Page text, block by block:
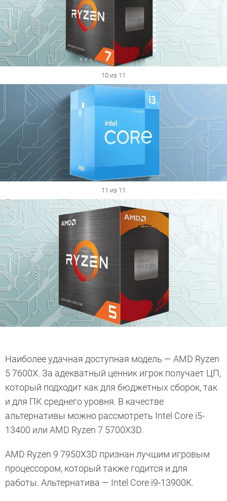
10 из 11
11 из 11
Наиболее удачная доступная модель — AMD Ryzen
5 7600X. За адекватный ценник игрок получает ЦП,
который подходит как для бюджетных сборок, так
и для ПК среднего уровня. В качестве
альтернативы можно рассмотреть Intel Core i5-
13400 или AMD Ryzen 7 5700X3D.
AMD Ryzen 9 7950X3D признан лучшим игровым
процессором, который также годится и для
работы. Альтернатива — Intel Core i9-13900K.